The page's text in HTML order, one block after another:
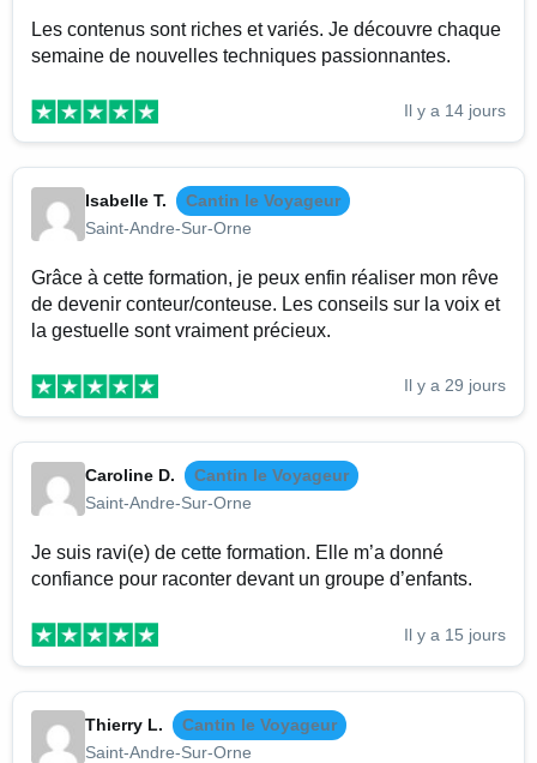
Les contenus sont riches et variés. Je découvre chaque
semaine de nouvelles techniques passionnantes.
Il y a 14 jours
Isabelle T.
Cantin le Voyageur
Saint-Andre-Sur-Orne
Grâce à cette formation, je peux enfin réaliser mon rêve
de devenir conteur/conteuse. Les conseils sur la voix et
la gestuelle sont vraiment précieux.
Il y a 29 jours
Caroline D.
Cantin le Voyageur
Saint-Andre-Sur-Orne
Je suis ravi(e) de cette formation. Elle m’a donné
confiance pour raconter devant un groupe d’enfants.
Il y a 15 jours
Thierry L.
Cantin le Voyageur
Saint-Andre-Sur-Orne